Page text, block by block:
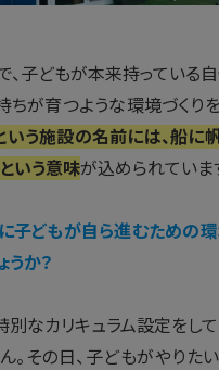
、子どもが本来持っている
ちが育つような環境づくり
いう施設の名前には、船に
いう意味が込められていま
子どもが自ら進むための
うか？
別なカリキュラム設定をし
。その日、子どもがやりた